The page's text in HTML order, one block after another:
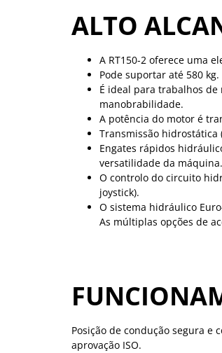
ALTO
A RT150-2 oferece uma
Pode suportar até 580 kg.
É ideal para trabalhos
manobrabilidade.
A potência do motor é
Transmissão hidrostática
Engates rápidos
versatilidade da máquina.
O controlo do circuito
joystick).
O sistema hidráulico
As múltiplas opções de
Posição de condução segura e
aprovação ISO.